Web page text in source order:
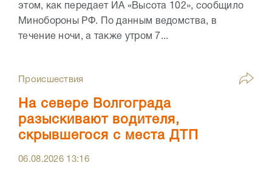
этом, как передает ИА «Высота 102», сообщило
Минобороны РФ. По данным ведомства, в
течение ночи, а также утром 7...
Происшествия
На севере Волгограда
разыскивают водителя,
скрывшегося с места ДТП
06.08.2026 13:16